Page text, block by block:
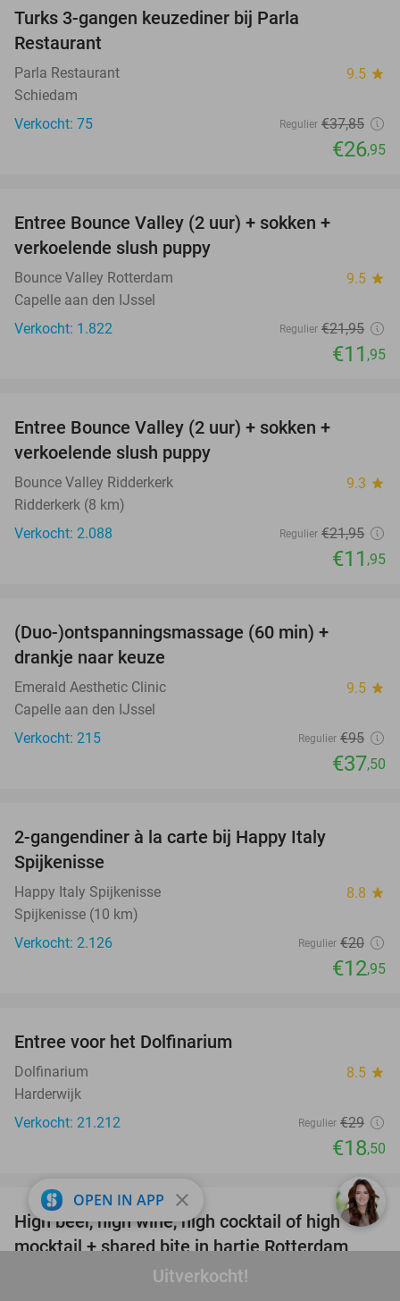
Uitverkocht!
Turks 3-gangen keuzediner bij Parla
Restaurant
Parla Restaurant 9.5 star
Schiedam
Verkocht: 75
Regulier €37,85
€26,95
Entree Bounce Valley (2 uur) + sokken +
verkoelende slush puppy
Bounce Valley Rotterdam 9.5 star
Capelle aan den IJssel
Verkocht: 1.822
Regulier €21,95
€11 ,95
Entree Bounce Valley (2 uur) + sokken +
verkoelende slush puppy
Bounce Valley Ridderkerk 9.3 star
Ridderkerk (8 km)
Verkocht: 2.088
Regulier €21,95
€11 ,95
(Duo-)ontspanningsmassage (60 min) +
drankje naar keuze
Emerald Aesthetic Clinic 9.5 star
Capelle aan den IJssel
Verkocht: 215
Regulier €95
€37,50
2-gangendiner à la carte bij Happy Italy
Spijkenisse
Happy Italy Spijkenisse 8.8 star
Spijkenisse (10 km)
Verkocht: 2.126
Regulier €20
€12,95
Entree voor het Dolfinarium
Dolfinarium 8.5 star
Harderwijk
Verkocht: 21.212
Regulier €29
€18,50
20%
favorite_border
High beer, high wine, high cocktail of high
mocktail + shared bite in hartje Rotterdam
OPEN IN APP close